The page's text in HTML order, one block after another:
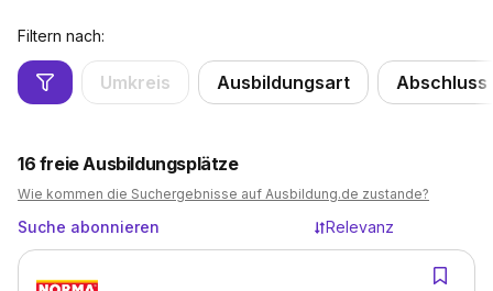
Filtern nach:
Umkreis Ausbildungsart Abschluss
16 freie Ausbildungsplätze
Wie kommen die Suchergebnisse auf Ausbildung.de zustande?
Suche abonnieren Relevanz